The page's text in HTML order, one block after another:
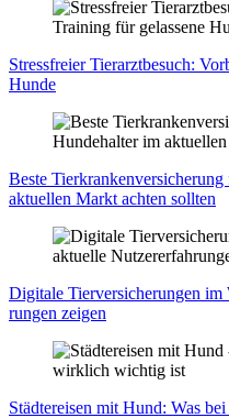
Stress­frei­er Tier­arzt­be­such:
Hun­de
Bes­te
aktu­el­len Markt ach­ten soll­ten
Digi­ta­le Tier­ver­si­che­run­gen
run­gen zei­gen
Städ­te­rei­sen mit Hund: Was